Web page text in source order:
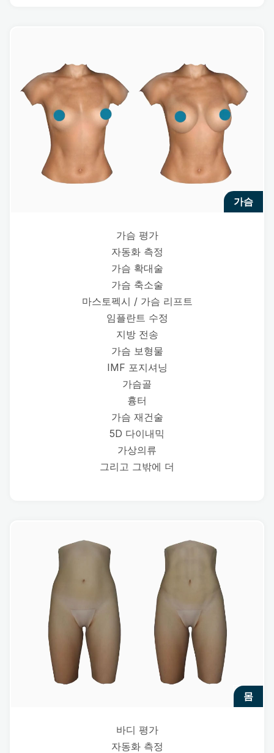
가슴
가슴 평가
자동화 측정
가슴 확대술
가슴 축소술
마스토펙시 / 가슴 리프트
임플란트 수정
지방 전송
가슴 보형물
IMF 포지셔닝
가슴골
흉터
가슴 재건술
5D 다이내믹
가상의류
그리고 그밖에 더
몸
바디 평가
자동화 측정